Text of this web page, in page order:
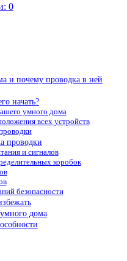
0
и почему проводка в ней
начать?
умного дома
всех устройств
проводки
и сигналов
коробок
безопасности
дома